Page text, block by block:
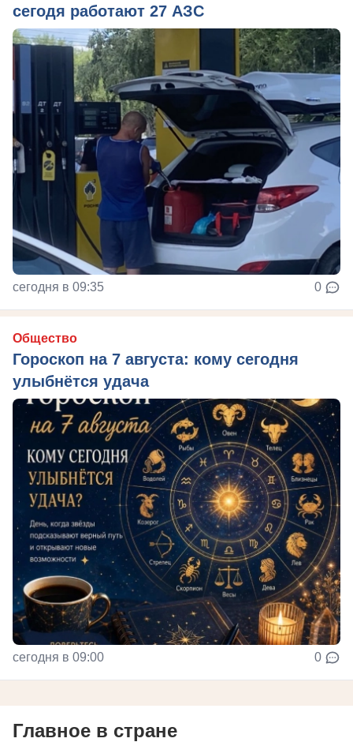
сегодя работают 27 АЗС
сегодня в 09:35 0
Общество
Гороскоп на 7 августа: кому сегодня
улыбнётся удача
сегодня в 09:00 0
Главное в стране